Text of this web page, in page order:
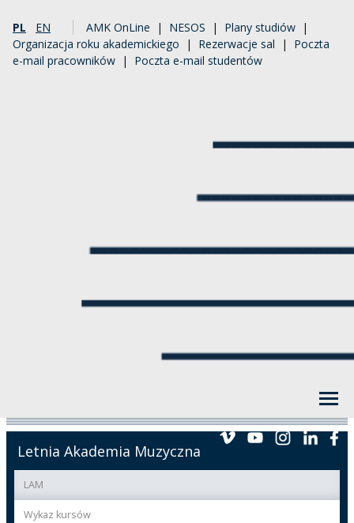
PL EN AMK OnLine | NESOS | Plany studiów |
Organizacja roku akademickiego | Rezerwacje sal | Poczta
e-mail pracowników | Poczta e-mail studentów
Letnia Akademia Muzyczna
LAM
Wykaz kursów